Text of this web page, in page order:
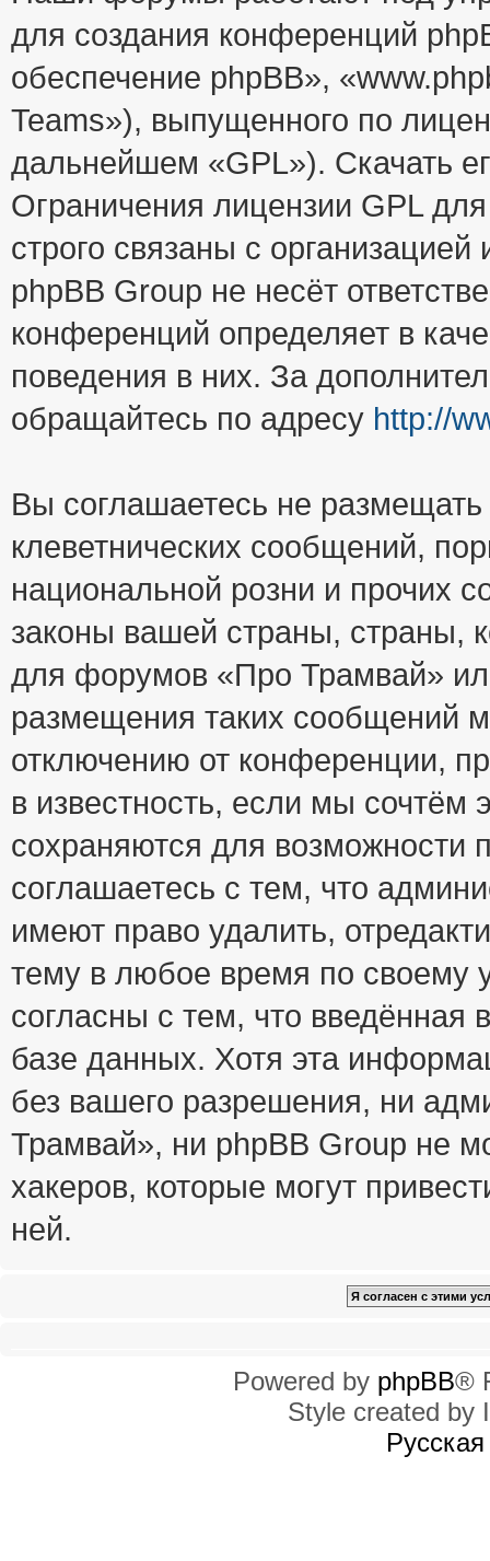
для создания конференций
обеспечение phpBB»,
Teams»), выпущенного по
дальнейшем «GPL»). Скачать
Ограничения лицензии GPL
строго связаны с
phpBB Group не несёт
конференций определяет в
поведения в них. За
обращайтесь по адресу http://
Вы соглашаетесь не
клеветнических сообщений,
национальной розни и прочих
законы вашей страны, страны,
для форумов «Про Трамвай»
размещения таких сообщений
отключению от конференции,
в известность, если мы
сохраняются для возможности
соглашаетесь с тем, что
имеют право удалить,
тему в любое время по своему
согласны с тем, что
базе данных. Хотя эта
без вашего разрешения, ни
Трамвай», ни phpBB Group не
хакеров, которые могут
ней.
Powered by phpBB®
Style created by